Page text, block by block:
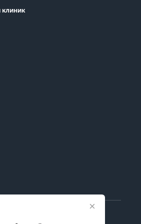
×
клиник
за консультацией к